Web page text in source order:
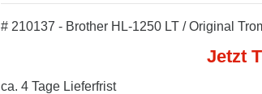
# 210137 - Brother HL-1250 LT / Original
Jetzt
ca. 4 Tage Lieferfrist